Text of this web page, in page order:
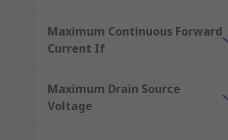
Maximum Continuous Forward
Current If
Maximum Drain Source
Voltage